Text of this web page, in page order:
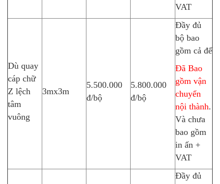
VAT
Dù quay
cáp chữ
Z lệch
tâm
vuông
3mx3m
5.500.000
đ/bộ
5.800.000
đ/bộ
Đầy đủ
bộ bao
gồm cả đế
Đã Bao
gồm vận
chuyển
nội thành.
Và chưa
bao gồm
in ấn +
VAT
Đầy đủ